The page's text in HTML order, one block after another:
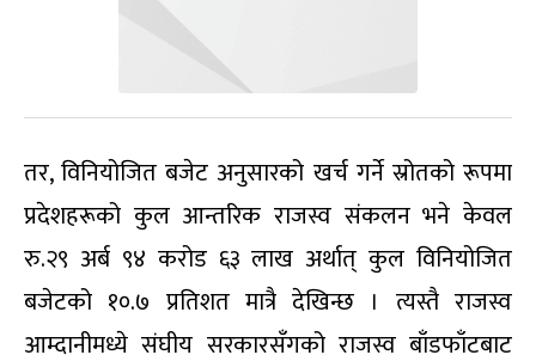
तर, विनियोजित बजेट अनुसारको खर्च गर्ने स्रोतको रूपमा
प्रदेशहरूको कुल आन्तरिक राजस्व संकलन भने केवल
रु.२९ अर्ब ९४ करोड ६३ लाख अर्थात् कुल विनियोजित
बजेटको १०.७ प्रतिशत मात्रै देखिन्छ । त्यस्तै राजस्व
आम्दानीमध्ये संघीय सरकारसँगको राजस्व बाँडफाँटबाट